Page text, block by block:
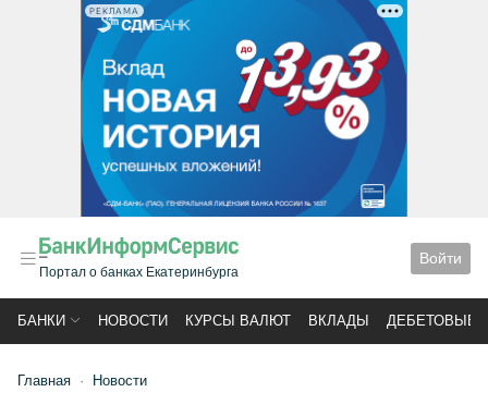
РЕКЛАМА
Портал о банках Екатеринбурга
Войти
БАНКИ НОВОСТИ КУРСЫ ВАЛЮТ ВКЛАДЫ ДЕБЕТОВЫЕ
Главная Новости